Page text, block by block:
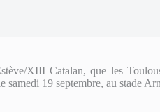
XIII Catalan, que les
samedi 19 septembre, au stade